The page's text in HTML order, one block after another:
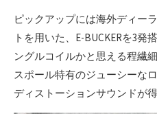
ピックアップには海外ディー
トを用いた、E-BUCKERを3
ングルコイルかと思える程繊
スポール特有のジューシーな
ディストーションサウンドが得